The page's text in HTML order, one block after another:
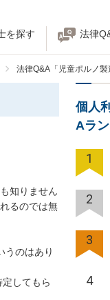
を探す 法律
法律Q&A「児童ポルノ製
知りません
るのでは無
うのはあり
してもら
個人
Aラ
1
2
3
4